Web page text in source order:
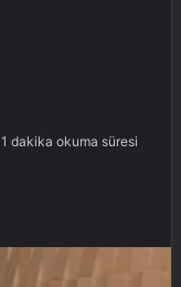
1 dakika okuma süresi